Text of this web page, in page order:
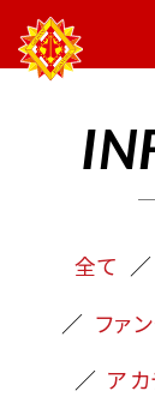
全て
ファ
ア